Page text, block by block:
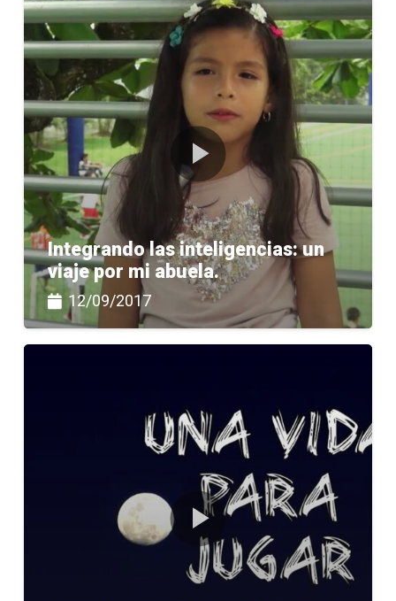
Integrando las inteligencias: un
viaje por mi abuela.
12/09/2017